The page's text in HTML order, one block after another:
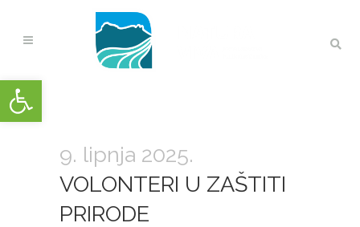
Open toolbar
9. lipnja 2025.
VOLONTERI U ZAŠTITI
PRIRODE